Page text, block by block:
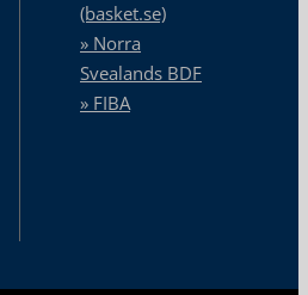
(basket.se)
» Norra
Svealands BDF
» FIBA